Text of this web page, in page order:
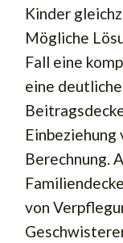
Kinder
Mögliche
Fall eine
eine
Einbeziehung
Berechnung.
von